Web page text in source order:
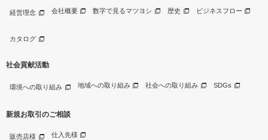
経営理念 会社概要 数字で見るマツヨシ 歴史 ビジネスフロー
カタログ
社会貢献活動
環境への取り組み 地域への取り組み 社会への取り組み SDGs
新規お取引のご相談
販売店様 仕入先様